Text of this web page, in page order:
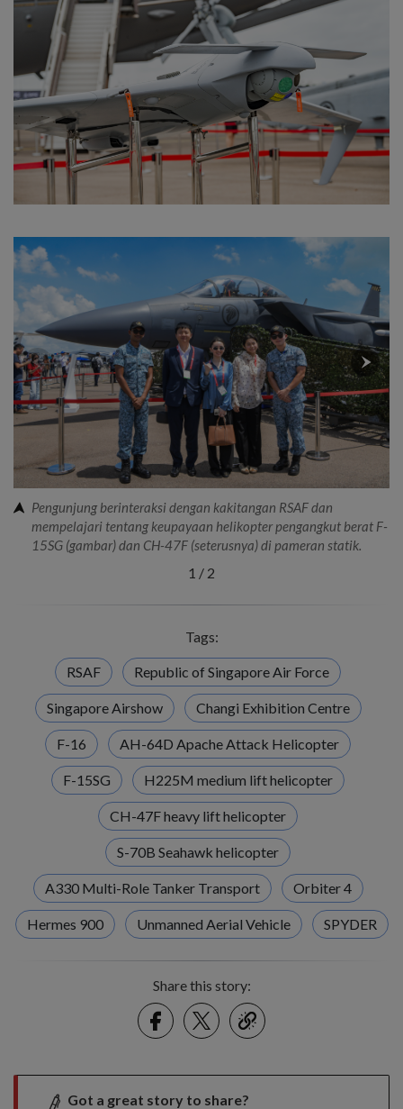
Pengunjung berinteraksi dengan kakitangan RSAF dan
mempelajari tentang keupayaan helikopter pengangkut berat F-
15SG (gambar) dan CH-47F (seterusnya) di pameran statik.
1 / 2
Tags:
RSAF Republic of Singapore Air Force
Singapore Airshow Changi Exhibition Centre
F-16 AH-64D Apache Attack Helicopter
F-15SG H225M medium lift helicopter
CH-47F heavy lift helicopter
S-70B Seahawk helicopter
A330 Multi-Role Tanker Transport Orbiter 4
Hermes 900 Unmanned Aerial Vehicle SPYDER
Share this story:
FacebookTwitter
link
Got a great story to share?